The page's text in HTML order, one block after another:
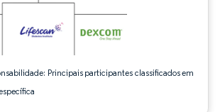
Principais participantes classificados em